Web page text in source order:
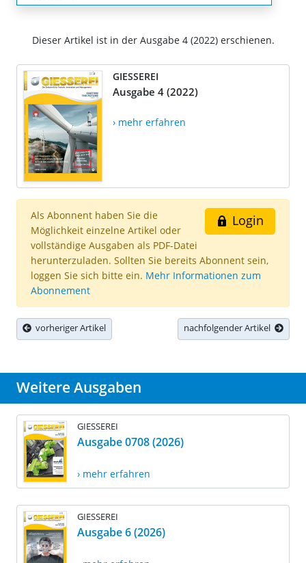
Dieser Artikel ist in der Ausgabe 4 (2022) erschienen.
GIESSEREI
Ausgabe 4 (2022)
› mehr erfahren
Login
Als Abonnent haben Sie die
Möglichkeit einzelne Artikel oder
vollständige Ausgaben als PDF-Datei
herunterzuladen. Sollten Sie bereits Abonnent sein,
loggen Sie sich bitte ein. Mehr Informationen zum
Abonnement
vorheriger Artikel nachfolgender Artikel
Weitere Ausgaben
GIESSEREI
Ausgabe 0708 (2026)
› mehr erfahren
GIESSEREI
Ausgabe 6 (2026)